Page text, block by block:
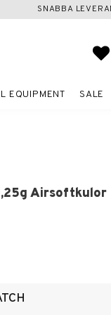
SNABBA
EQUIPMENT SALE
Airsoftkulor